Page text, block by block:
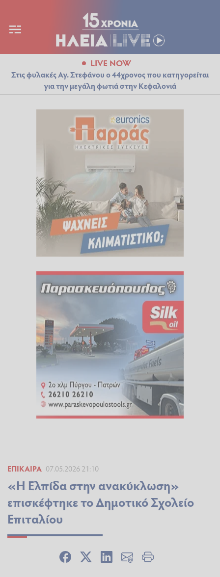
LIVE NOW
Στις φυλακές Αγ. Στεφάνου ο 44χρονος που κατηγορείται
για την μεγάλη φωτιά στην Κεφαλονιά
ΕΠΊΚΑΙΡΑ 07.05.2026 21:10
«Η Ελπίδα στην ανακύκλωση»
επισκέφτηκε το Δημοτικό Σχολείο
Επιταλίου